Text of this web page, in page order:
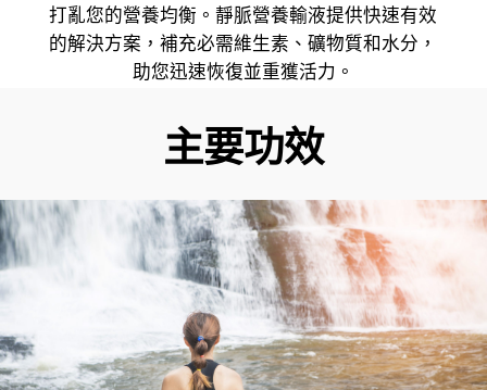
打亂您的營養均衡。靜脈營養輸液提供快速有效
的解決方案，補充必需維生素、礦物質和水分，
助您迅速恢復並重獲活力。
主要功效